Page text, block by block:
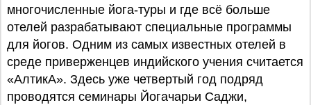
многочисленные йога-туры и где всё больше
отелей разрабатывают специальные программы
для йогов. Одним из самых известных отелей в
среде приверженцев индийского учения считается
«АлтикА». Здесь уже четвертый год подряд
проводятся семинары Йогачарьи Саджи,